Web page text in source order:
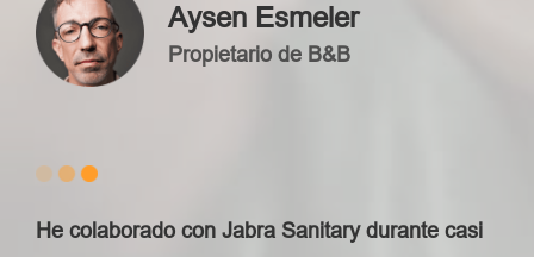
Aysen Esmeler
Propietario de B&B
He colaborado con Jabra Sanitary durante casi